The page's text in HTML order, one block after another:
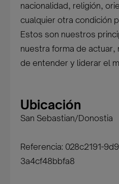
nacionalidad, religión,
cualquier otra condición
Estos son nuestros
nuestra forma de
de entender y liderar el
Ubicación
San Sebastian/Donostia
Referencia: 028c2191-
3a4cf48bbfa8